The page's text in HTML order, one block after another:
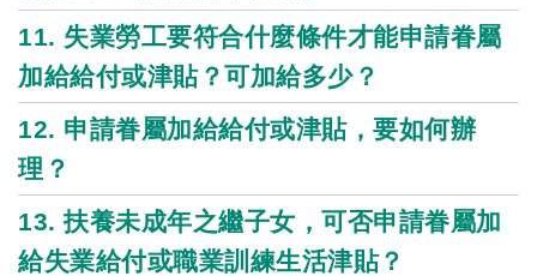
11. 失業勞工要符合什麼條件才能申請眷屬
加給給付或津貼？可加給多少？
12. 申請眷屬加給給付或津貼，要如何辦
理？
13. 扶養未成年之繼子女，可否申請眷屬加
給失業給付或職業訓練生活津貼？